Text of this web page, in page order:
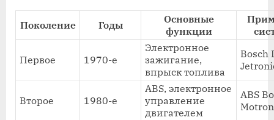
Поколение Годы
Основные
функции
Первое 1970-е
Электронное
зажигание,
впрыск топлива
Bosch
Второе 1980-е
ABS, электронное
управление
двигателем
ABS